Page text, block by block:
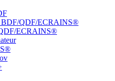
BDF/QDF/ECRAINS®
ECRAINS®